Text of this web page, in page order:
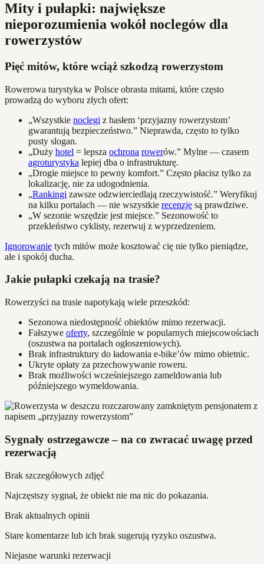
Mity i pułapki: największe
nieporozumienia wokół noclegów dla
rowerzystów
Pięć mitów, które wciąż szkodzą rowerzystom
Rowerowa turystyka w Polsce obrasta mitami, które często
prowadzą do wyboru złych ofert:
„Wszystkie noclegi z hasłem ‘przyjazny rowerzystom’
gwarantują bezpieczeństwo.” Nieprawda, często to tylko
pusty slogan.
„Duży hotel = lepsza ochrona rowerów.” Mylne — czasem
agroturystyka lepiej dba o infrastrukturę.
„Drogie miejsce to pewny komfort.” Często płacisz tylko za
lokalizację, nie za udogodnienia.
„Rankingi zawsze odzwierciedlają rzeczywistość.” Weryfikuj
na kilku portalach — nie wszystkie recenzje są prawdziwe.
„W sezonie wszędzie jest miejsce.” Sezonowość to
przekleństwo cyklisty, rezerwuj z wyprzedzeniem.
Ignorowanie tych mitów może kosztować cię nie tylko pieniądze,
ale i spokój ducha.
Jakie pułapki czekają na trasie?
Rowerzyści na trasie napotykają wiele przeszkód:
Sezonowa niedostępność obiektów mimo rezerwacji.
Fałszywe oferty, szczególnie w popularnych miejscowościach
(oszustwa na portalach ogłoszeniowych).
Brak infrastruktury do ładowania e-bike’ów mimo obietnic.
Ukryte opłaty za przechowywanie roweru.
Brak możliwości wcześniejszego zameldowania lub
późniejszego wymeldowania.
Sygnały ostrzegawcze – na co zwracać uwagę przed
rezerwacją
Brak szczegółowych zdjęć
Najczęstszy sygnał, że obiekt nie ma nic do pokazania.
Brak aktualnych opinii
Stare komentarze lub ich brak sugerują ryzyko oszustwa.
Niejasne warunki rezerwacji